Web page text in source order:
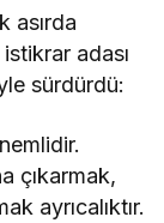
asırda
adası
sürdürdü:
çıkarmak,
ayrıcalıktır.